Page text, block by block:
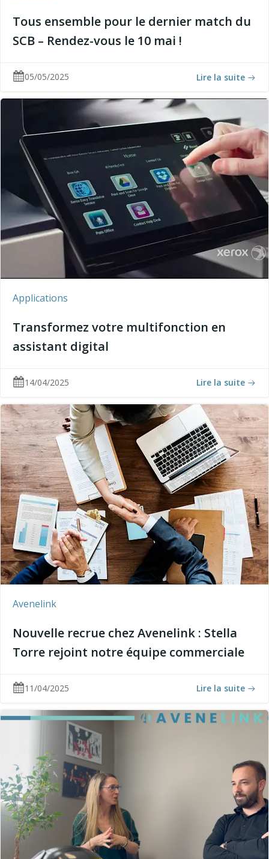
Tous ensemble pour le dernier match du
SCB – Rendez-vous le 10 mai !
05/05/2025 Lire la suite
Applications
Transformez votre multifonction en
assistant digital
14/04/2025 Lire la suite
Avenelink
Nouvelle recrue chez Avenelink : Stella
Torre rejoint notre équipe commerciale
11/04/2025 Lire la suite